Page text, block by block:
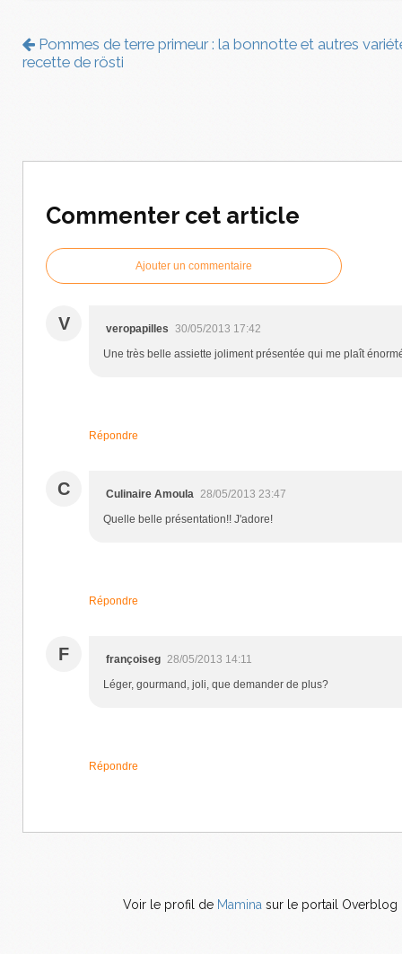
Pommes de terre primeur : la bonnotte et autres
recette de rösti
Commenter cet article
Ajouter un commentaire
V veropapilles 30/05/2013 17:42
Une très belle assiette joliment présentée qui me plaît
Répondre
C Culinaire Amoula
28/05/2013 23:47
Quelle belle présentation!! J'adore!
Répondre
F françoiseg 28/05/2013 14:11
Léger, gourmand, joli, que demander de plus?
Répondre
Voir le profil de Mamina sur le portail Overblog